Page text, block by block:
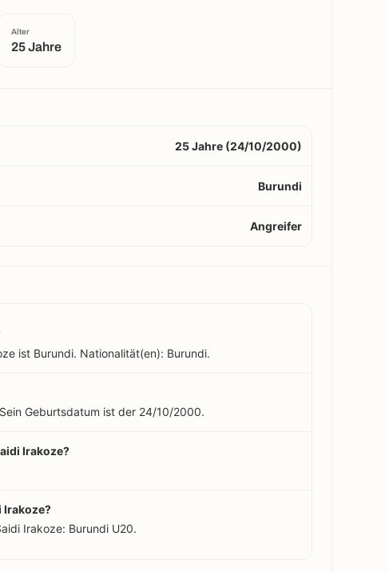
Alter
25 Jahre
25 Jahre (24/10/2000)
Burundi
Angreifer
ist Burundi. Nationalität(en): Burundi.
Geburtsdatum ist der 24/10/2000.
Irakoze?
Irakoze?
Irakoze: Burundi U20.